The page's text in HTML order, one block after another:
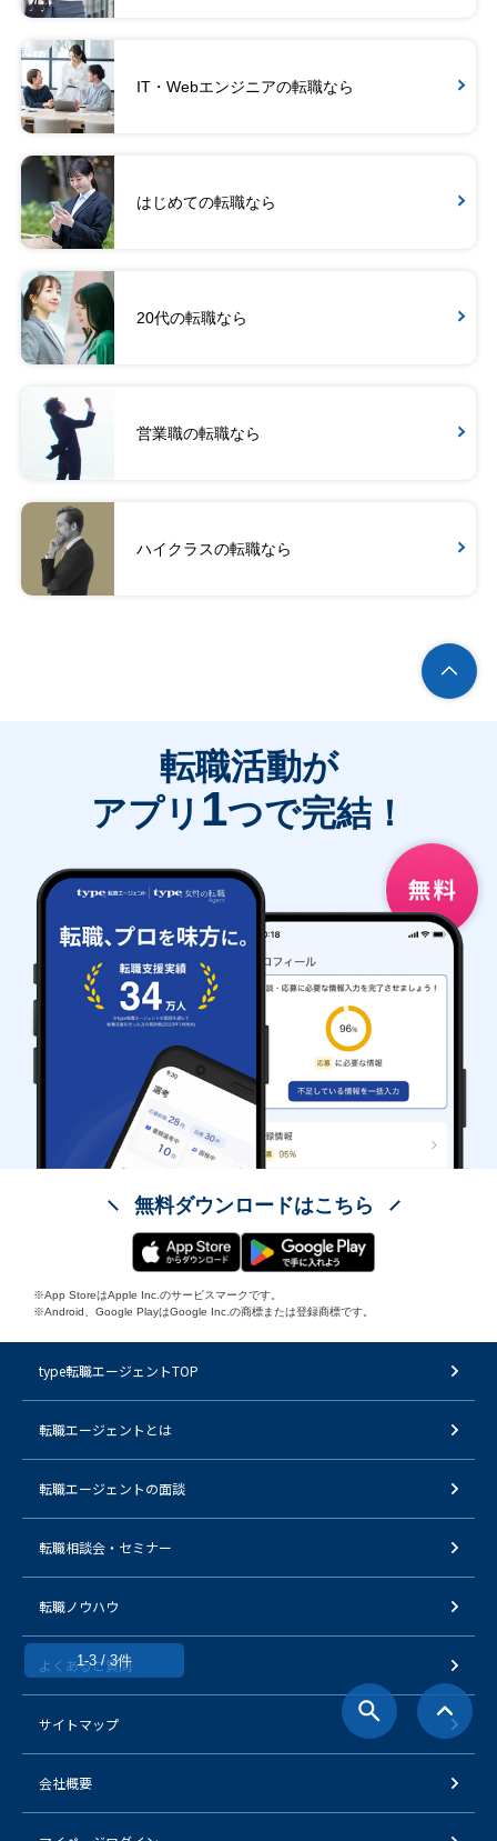
IT・Webエンジニアの転職なら
はじめての転職なら
20代の転職なら
営業職の転職なら
ハイクラスの転職なら
1-3 / 3件
転職活動が
アプリ 1つで完結！
無料ダウンロードはこちら
※App StoreはApple Inc.のサービスマークです。
※Android、Google PlayはGoogle Inc.の商標または登録商標です。
type転職エージェントTOP
転職エージェントとは
転職エージェントの面談
転職相談会・セミナー
転職ノウハウ
よくあるご質問
サイトマップ
会社概要